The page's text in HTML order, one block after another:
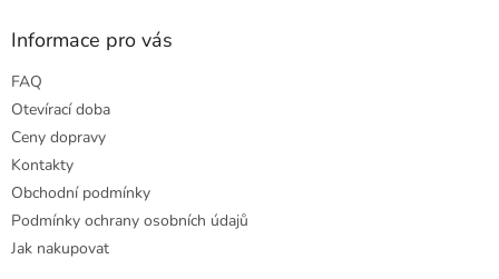
Informace pro vás
FAQ
Otevírací doba
Ceny dopravy
Kontakty
Obchodní podmínky
Podmínky ochrany osobních údajů
Jak nakupovat